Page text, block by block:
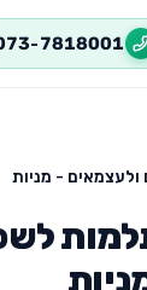
7818001
- מניות